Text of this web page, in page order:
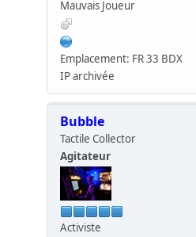
Mauvais Joueur
Emplacement: FR 33 BDX
IP archivée
Bubble
Tactile Collector
Agitateur
Activiste